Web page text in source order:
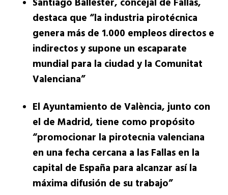
Santiago Ballester, concejal de Fallas,
destaca que “la industria pirotécnica
genera más de 1.000 empleos directos e
indirectos y supone un escaparate
mundial para la ciudad y la Comunitat
Valenciana”
El Ayuntamiento de València, junto con
el de Madrid, tiene como propósito
“promocionar la pirotecnia valenciana
en una fecha cercana a las Fallas en la
capital de España para alcanzar así la
máxima difusión de su trabajo”